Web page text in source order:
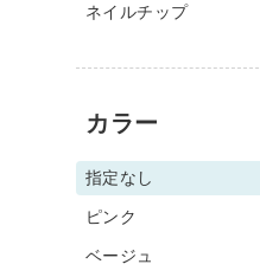
ネイルチップ
カラー
指定なし
ピンク
ベージュ